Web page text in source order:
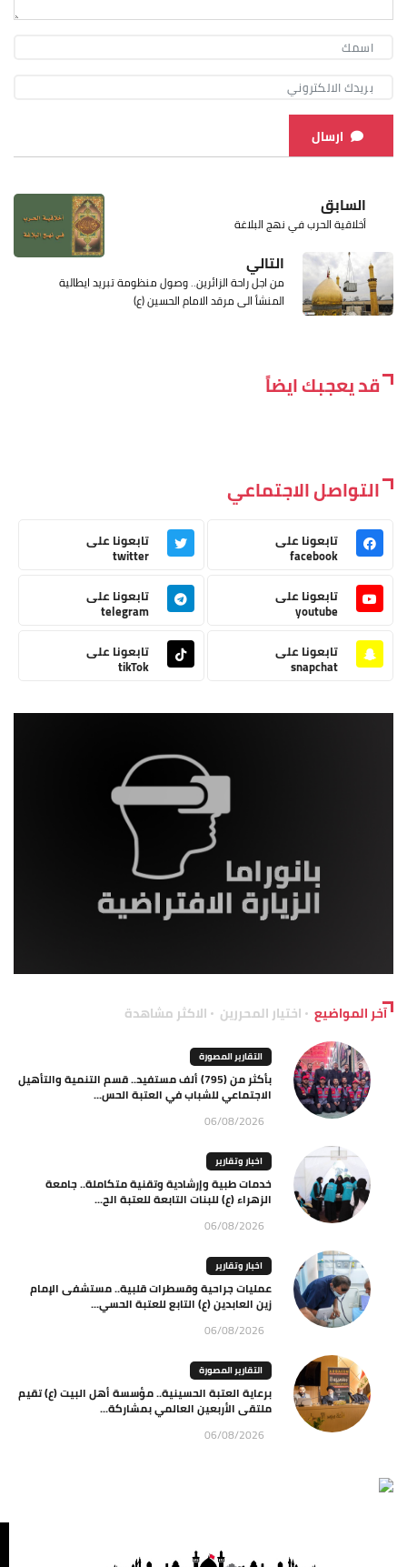
ارسال
السابق
أخلاقية الحرب في نهج البلاغة
التالي
من اجل راحة الزائرين.. وصول منظومة تبريد ايطالية
المنشأ الى مرقد الامام الحسين (ع)
قد يعجبك ايضاً
التواصل الاجتماعي
تابعونا على
facebook
تابعونا على
twitter
تابعونا على
youtube
تابعونا على
telegram
تابعونا على
snapchat
تابعونا على
tikTok
آخر المواضيع اختيار المحررين الاكثر مشاهدة
التقارير المصورة
بأكثر من (795) ألف مستفيد.. قسم التنمية والتأهيل
الاجتماعي للشباب في العتبة الحس...
06/08/2026
اخبار وتقارير
خدمات طبية وإرشادية وتقنية متكاملة.. جامعة
الزهراء (ع) للبنات التابعة للعتبة الح...
06/08/2026
اخبار وتقارير
عمليات جراحية وقسطرات قلبية.. مستشفى الإمام
زين العابدين (ع) التابع للعتبة الحسي...
06/08/2026
التقارير المصورة
برعاية العتبة الحسينية.. مؤسسة أهل البيت (ع) تقيم
ملتقى الأربعين العالمي بمشاركة...
06/08/2026